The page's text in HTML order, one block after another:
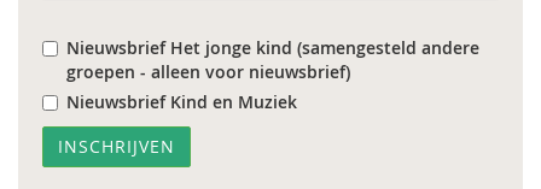
Nieuwsbrief Het jonge kind (samengesteld andere
groepen - alleen voor nieuwsbrief)
Nieuwsbrief Kind en Muziek